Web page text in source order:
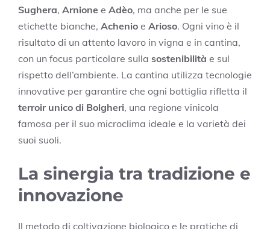
Sughera, Arnione e Adèo, ma anche per le sue
etichette bianche, Achenio e Arioso. Ogni vino è il
risultato di un attento lavoro in vigna e in cantina,
con un focus particolare sulla sostenibilità e sul
rispetto dell’ambiente. La cantina utilizza tecnologie
innovative per garantire che ogni bottiglia rifletta il
terroir unico di Bolgheri, una regione vinicola
famosa per il suo microclima ideale e la varietà dei
suoi suoli.
La sinergia tra tradizione e
innovazione
Il metodo di coltivazione biologico e le pratiche di